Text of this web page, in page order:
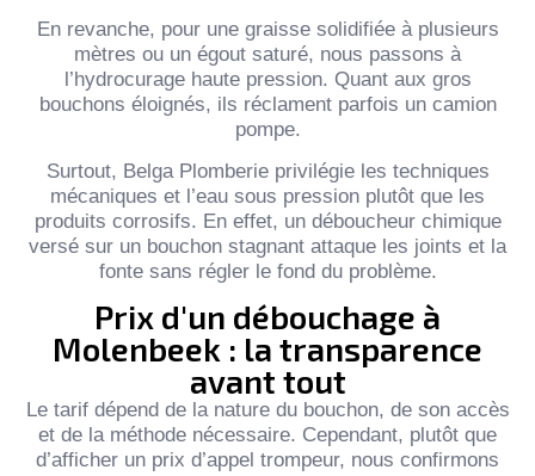
En revanche, pour une graisse solidifiée à plusieurs
mètres ou un égout saturé, nous passons à
l’hydrocurage haute pression. Quant aux gros
bouchons éloignés, ils réclament parfois un camion
pompe.
Surtout, Belga Plomberie privilégie les techniques
mécaniques et l’eau sous pression plutôt que les
produits corrosifs. En effet, un déboucheur chimique
versé sur un bouchon stagnant attaque les joints et la
fonte sans régler le fond du problème.
Prix d'un débouchage à
Molenbeek : la transparence
avant tout
Le tarif dépend de la nature du bouchon, de son accès
et de la méthode nécessaire. Cependant, plutôt que
d’afficher un prix d’appel trompeur, nous confirmons